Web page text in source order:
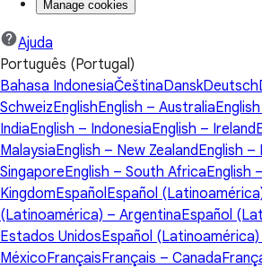
Manage cookies
Ajuda
Português (Portugal)
Bahasa IndonesiaČeštinaDanskDeutsch
SchweizEnglishEnglish – Australia
IndiaEnglish – IndonesiaEnglish – Ireland
MalaysiaEnglish – New ZealandEnglish –
SingaporeEnglish – South AfricaEnglish
KingdomEspañolEspañol
(Latinoamérica) – ArgentinaEspañol
Estados UnidosEspañol (Latinoamérica)
MéxicoFrançaisFrançais – Canada